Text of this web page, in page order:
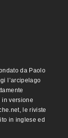
da Paolo
l’arcipelago
in versione
le riviste
in inglese ed